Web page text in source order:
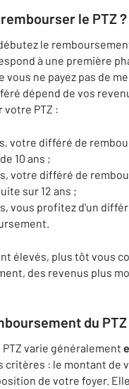
le PTZ ?
le
à une première
vous ne payez pas de
dépend de vos
votre PTZ :
votre différé de
10 ans ;
votre différé de
sur 12 ans ;
vous profitez d'un
élevés, plus tôt vous
des revenus plus
du PTZ
varie généralement
critères : le montant de
de votre foyer.